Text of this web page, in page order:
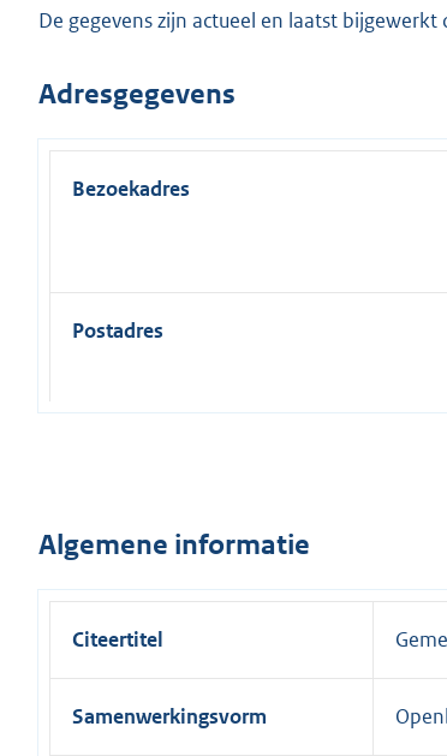
De gegevens zijn actueel en laatst
Adresgegevens
Bezoekadres
Postadres
Algemene informatie
Citeertitel
Samenwerkingsvorm